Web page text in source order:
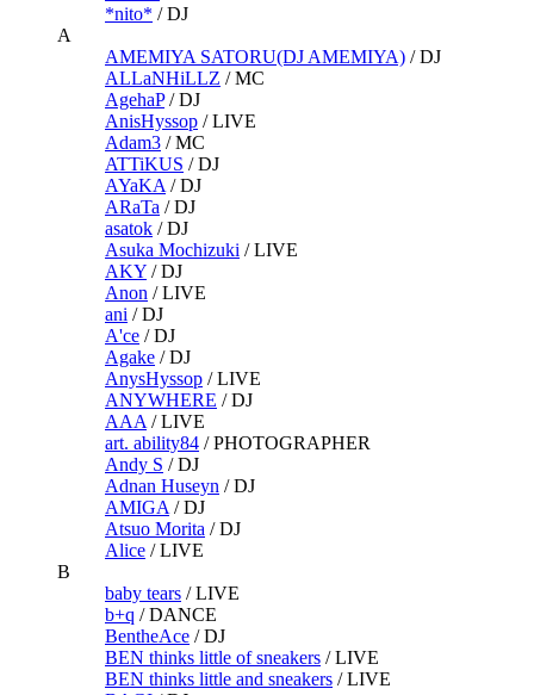
*nito* /DJ
A
AMEMIYA SATORU(DJ AMEMIYA) /DJ
ALLaNHiLLZ /MC
AgehaP/DJ
AnisHyssop /LIVE
Adam3 /MC
ATTiKUS /DJ
AYaKA /DJ
ARaTa /DJ
asatok /DJ
Asuka Mochizuki /LIVE
AKY /DJ
Anon /LIVE
ani /DJ
A'ce /DJ
Agake /DJ
AnysHyssop /LIVE
ANYWHERE /DJ
AAA /LIVE
art. ability84 /PHOTOGRAPHER
Andy S /DJ
Adnan Huseyn /DJ
AMIGA /DJ
Atsuo Morita /DJ
Alice /LIVE
B
baby tears /LIVE
b+q /DANCE
BentheAce /DJ
BEN thinks little of sneakers /LIVE
BEN thinks little and sneakers /LIVE